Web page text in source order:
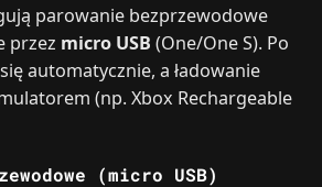
parowanie bezprzewodowe
przez micro USB (One/One S). Po
automatycznie, a ładowanie
(np. Xbox Rechargeable
(micro USB)